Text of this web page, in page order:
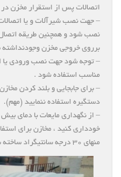
اتصالات پس از استقرار مخزن
– جهت نصب شیرآلات و یا
نصب شود و همچنین طریقه
برروی خروجی مخزن وجودنداشته
– توجه شود جهت نصب ورودی یا
مناسب استفاده شود .
– برای جابجایی و بلند کردن
دستگیره استفاده ننمایید (مهم).
منهای ۳۰ درجه سانتیگراد ساخته شده اند.